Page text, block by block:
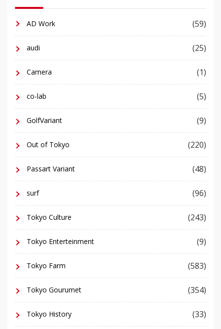
AD Work (59)
audi (25)
Camera (1)
co-lab (5)
GolfVariant (9)
Out of Tokyo (220)
Passart Variant (48)
surf (96)
Tokyo Culture (243)
Tokyo Enterteinment (9)
Tokyo Farm (583)
Tokyo Gourumet (354)
Tokyo History (33)